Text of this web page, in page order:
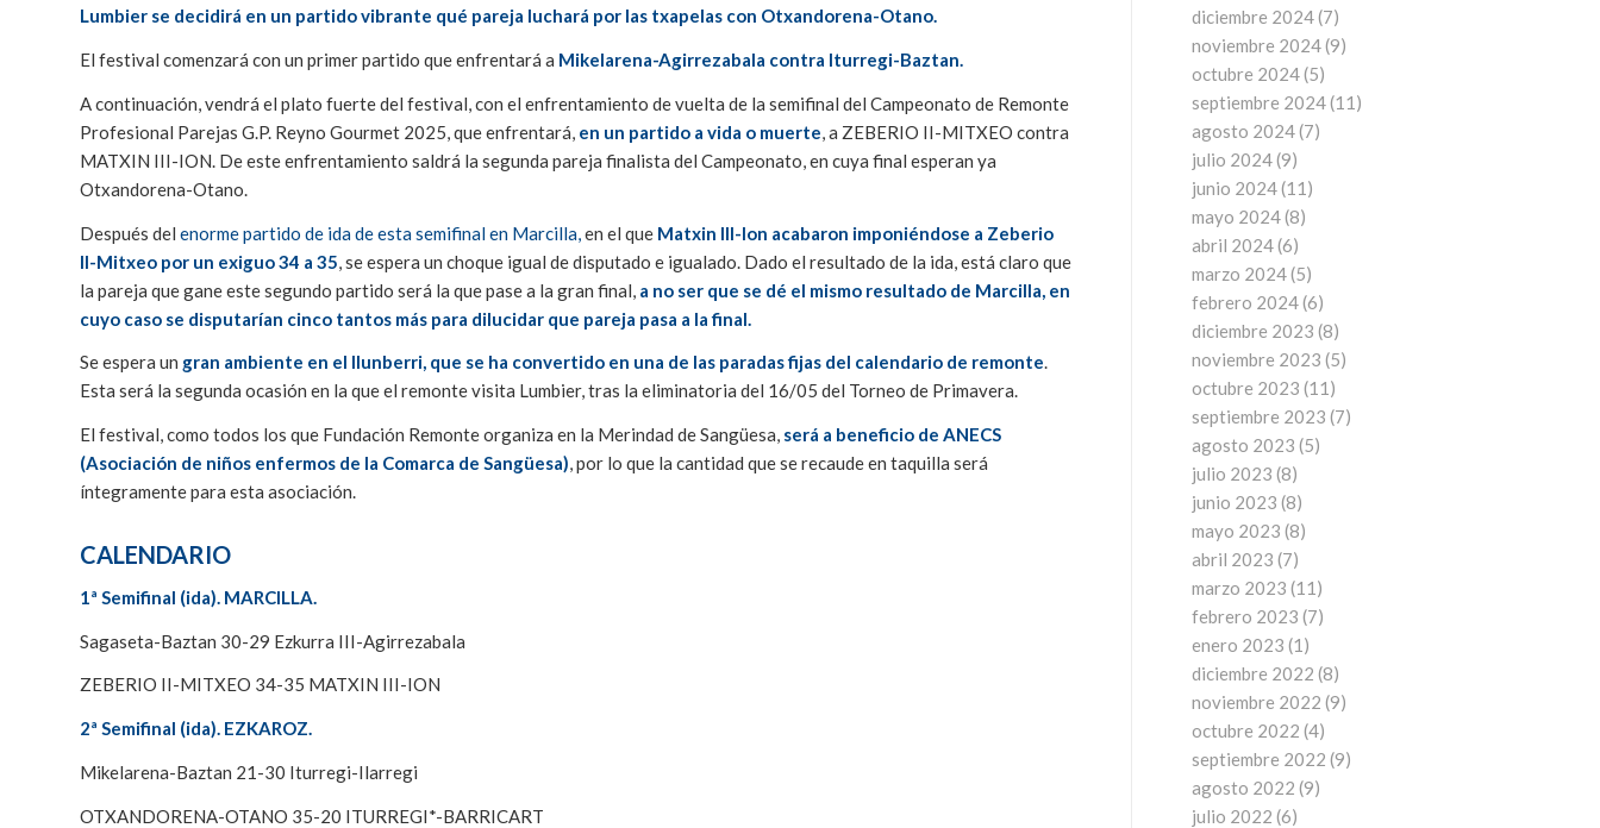
Lumbier se decidirá en un partido vibrante qué pareja luchará por las txapelas con Otxandorena-Otano.
El festival comenzará con un primer partido que enfrentará a Mikelarena-Agirrezabala contra Iturregi-Baztan.
A continuación, vendrá el plato fuerte del festival, con el enfrentamiento de vuelta de la semifinal del Campeonato de Remonte
Profesional Parejas G.P. Reyno Gourmet 2025, que enfrentará, en un partido a vida o muerte, a ZEBERIO II-MITXEO contra
MATXIN III-ION. De este enfrentamiento saldrá la segunda pareja finalista del Campeonato, en cuya final esperan ya
Otxandorena-Otano.
Después del enorme partido de ida de esta semifinal en Marcilla, en el que Matxin III-Ion acabaron imponiéndose a Zeberio
II-Mitxeo por un exiguo 34 a 35 , se espera un choque igual de disputado e igualado. Dado el resultado de la ida, está claro que
la pareja que gane este segundo partido será la que pase a la gran final, a no ser que se dé el mismo resultado de Marcilla, en
cuyo caso se disputarían cinco tantos más para dilucidar que pareja pasa a la final.
Se espera un gran ambiente en el Ilunberri, que se ha convertido en una de las paradas fijas del calendario de remonte.
Esta será la segunda ocasión en la que el remonte visita Lumbier, tras la eliminatoria del 16/05 del Torneo de Primavera.
El festival, como todos los que Fundación Remonte organiza en la Merindad de Sangüesa, será a beneficio de ANECS
(Asociación de niños enfermos de la Comarca de Sangüesa), por lo que la cantidad que se recaude en taquilla será
íntegramente para esta asociación.
CALENDARIO
1ª Semifinal (ida). MARCILLA.
Sagaseta-Baztan 30-29 Ezkurra III-Agirrezabala
ZEBERIO II-MITXEO 34-35 MATXIN III-ION
2ª Semifinal (ida). EZKAROZ.
Mikelarena-Baztan 21-30 Iturregi-Ilarregi
OTXANDORENA-OTANO 35-20 ITURREGI*-BARRICART
diciembre 2024(7)
noviembre 2024(9)
octubre 2024(5)
septiembre 2024(11)
agosto 2024(7)
julio 2024(9)
junio 2024(11)
mayo 2024(8)
abril 2024(6)
marzo 2024(5)
febrero 2024(6)
diciembre 2023 (8)
noviembre 2023 (5)
octubre 2023 (11)
septiembre 2023 (7)
agosto 2023 (5)
julio 2023 (8)
junio 2023 (8)
mayo 2023 (8)
abril 2023 (7)
marzo 2023 (11)
febrero 2023 (7)
enero 2023 (1)
diciembre 2022 (8)
noviembre 2022 (9)
octubre 2022 (4)
septiembre 2022 (9)
agosto 2022 (9)
julio 2022 (6)